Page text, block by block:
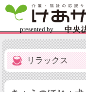
リラックス